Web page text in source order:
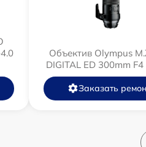
Объектив Olympus
DIGITAL ED 300mm F4
Заказать